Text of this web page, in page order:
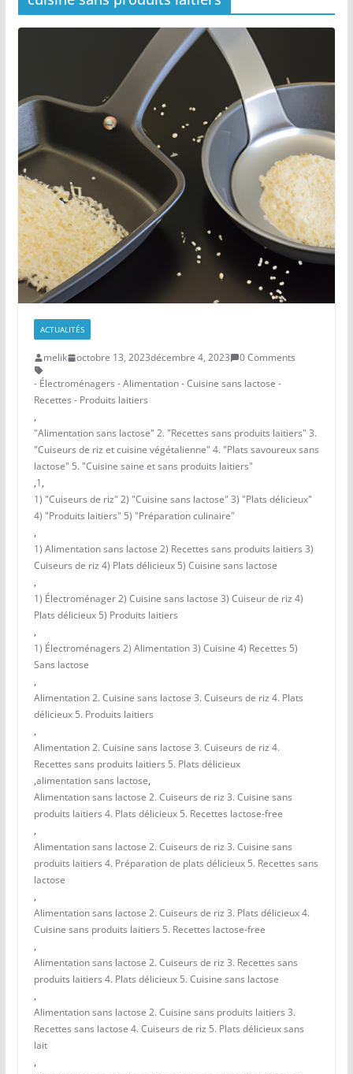
ACTUALITÉS
melik octobre 13, 2023décembre 4, 2023
0 Comments
- Électroménagers - Alimentation - Cuisine sans lactose -
Recettes - Produits laitiers
,
"Alimentation sans lactose" 2. "Recettes sans produits laitiers" 3.
"Cuiseurs de riz et cuisine végétalienne" 4. "Plats savoureux sans
lactose" 5. "Cuisine saine et sans produits laitiers"
,1,
1) "Cuiseurs de riz" 2) "Cuisine sans lactose" 3) "Plats délicieux"
4) "Produits laitiers" 5) "Préparation culinaire"
,
1) Alimentation sans lactose 2) Recettes sans produits laitiers 3)
Cuiseurs de riz 4) Plats délicieux 5) Cuisine sans lactose
,
1) Électroménager 2) Cuisine sans lactose 3) Cuiseur de riz 4)
Plats délicieux 5) Produits laitiers
,
1) Électroménagers 2) Alimentation 3) Cuisine 4) Recettes 5)
Sans lactose
,
Alimentation 2. Cuisine sans lactose 3. Cuiseurs de riz 4. Plats
délicieux 5. Produits laitiers
,
Alimentation 2. Cuisine sans lactose 3. Cuiseurs de riz 4.
Recettes sans produits laitiers 5. Plats délicieux
,alimentation sans lactose,
Alimentation sans lactose 2. Cuiseurs de riz 3. Cuisine sans
produits laitiers 4. Plats délicieux 5. Recettes lactose-free
,
Alimentation sans lactose 2. Cuiseurs de riz 3. Cuisine sans
produits laitiers 4. Préparation de plats délicieux 5. Recettes sans
lactose
,
Alimentation sans lactose 2. Cuiseurs de riz 3. Plats délicieux 4.
Cuisine sans produits laitiers 5. Recettes lactose-free
,
Alimentation sans lactose 2. Cuiseurs de riz 3. Recettes sans
produits laitiers 4. Plats délicieux 5. Cuisine sans lactose
,
Alimentation sans lactose 2. Cuisine sans produits laitiers 3.
Recettes sans lactose 4. Cuiseurs de riz 5. Plats délicieux sans
lait
,